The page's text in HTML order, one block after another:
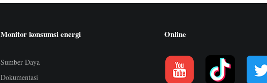
Monitor konsumsi energi
Sumber Daya
Dokumentasi
Online